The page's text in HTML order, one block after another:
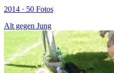
2014 · 50 Fotos
Alt gegen Jung